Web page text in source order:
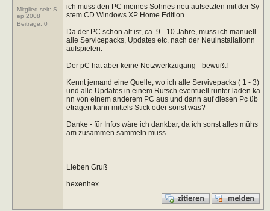
Mitglied seit: S
ep 2008
Beiträge: 0
ich muss den PC meines Sohnes neu aufsetzten mit der Sy
stem CD.Windows XP Home Edition.
Da der PC schon alt ist, ca. 9 - 10 Jahre, muss ich manuell
alle Servicepacks, Updates etc. nach der Neuinstallationn
aufspielen.
Der pC hat aber keine Netzwerkzugang - bewußt!
Kennt jemand eine Quelle, wo ich alle Servivepacks ( 1 - 3)
und alle Updates in einem Rutsch eventuell runter laden ka
nn von einem anderem PC aus und dann auf diesen Pc üb
etragen kann mittels Stick oder sonst was?
Danke - für Infos wäre ich dankbar, da ich sonst alles mühs
am zusammen sammeln muss.
Lieben Gruß
hexenhex